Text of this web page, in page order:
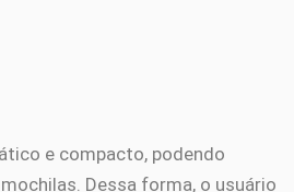
e compacto, podendo
Dessa forma, o usuário